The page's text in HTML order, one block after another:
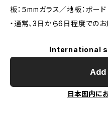
板：５mmガラス／地板：ボード
・通常、3日から6日程度でのお
International
日本国内に